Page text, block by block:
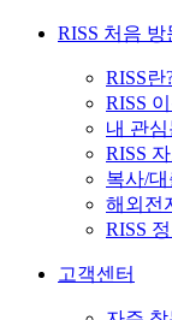
RISS 처음 방
RISS란
RISS
내 관
RISS
복사/
해외전
RISS
고객센터